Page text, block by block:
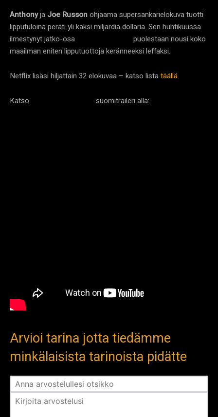
Anthonyja Joe Russonohjaama supersankarielokuva tuotti
lipputuloina peräti yli kaksi miljardia dollaria. Sen huhtikuussa
ilmestynyt jatko-osa
puolestaan nousi koko
maailman eniten lipputuottoja keränneeksi leffaksi.
Netflix lisäsi hiljattain 32 elokuvaa – katso listatäällä.
Katso -suomitraileri alla:
Arvioi tarina jotta tiedämme
minkälaisista tarinoista pidätte